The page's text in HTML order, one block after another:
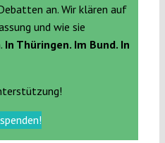
an. Wir klären auf
und wie sie
In Thüringen. Im Bund. In